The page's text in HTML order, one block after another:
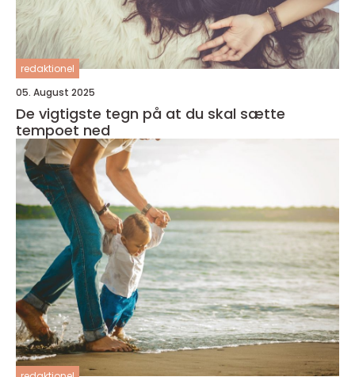
redaktionel
05. August 2025
De vigtigste tegn på at du skal sætte
tempoet ned